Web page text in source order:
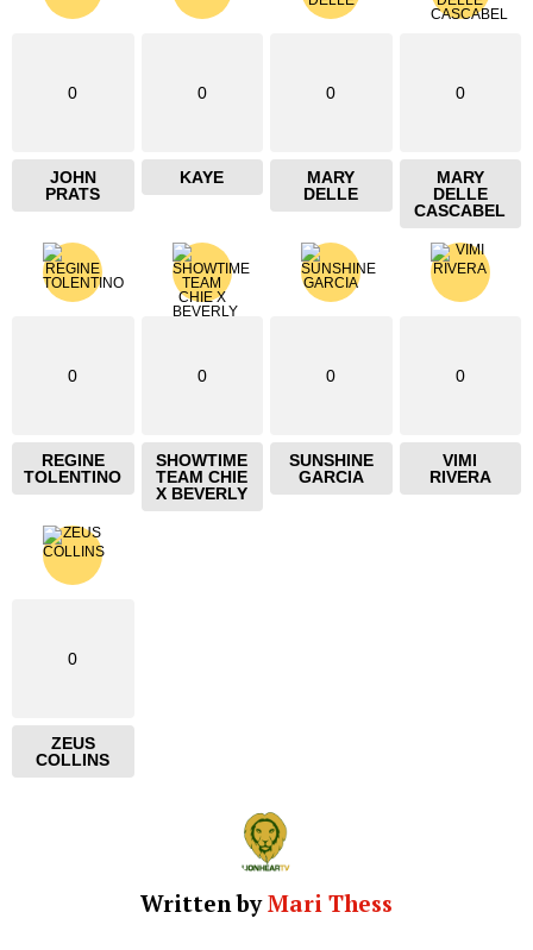
0
JOHN
PRATS
0
KAYE
0
MARY
DELLE
0
MARY
DELLE
CASCABEL
0
REGINE
TOLENTINO
0
SHOWTIME
TEAM CHIE
X BEVERLY
0
SUNSHINE
GARCIA
0
VIMI
RIVERA
0
ZEUS
COLLINS
Written byMari Thess